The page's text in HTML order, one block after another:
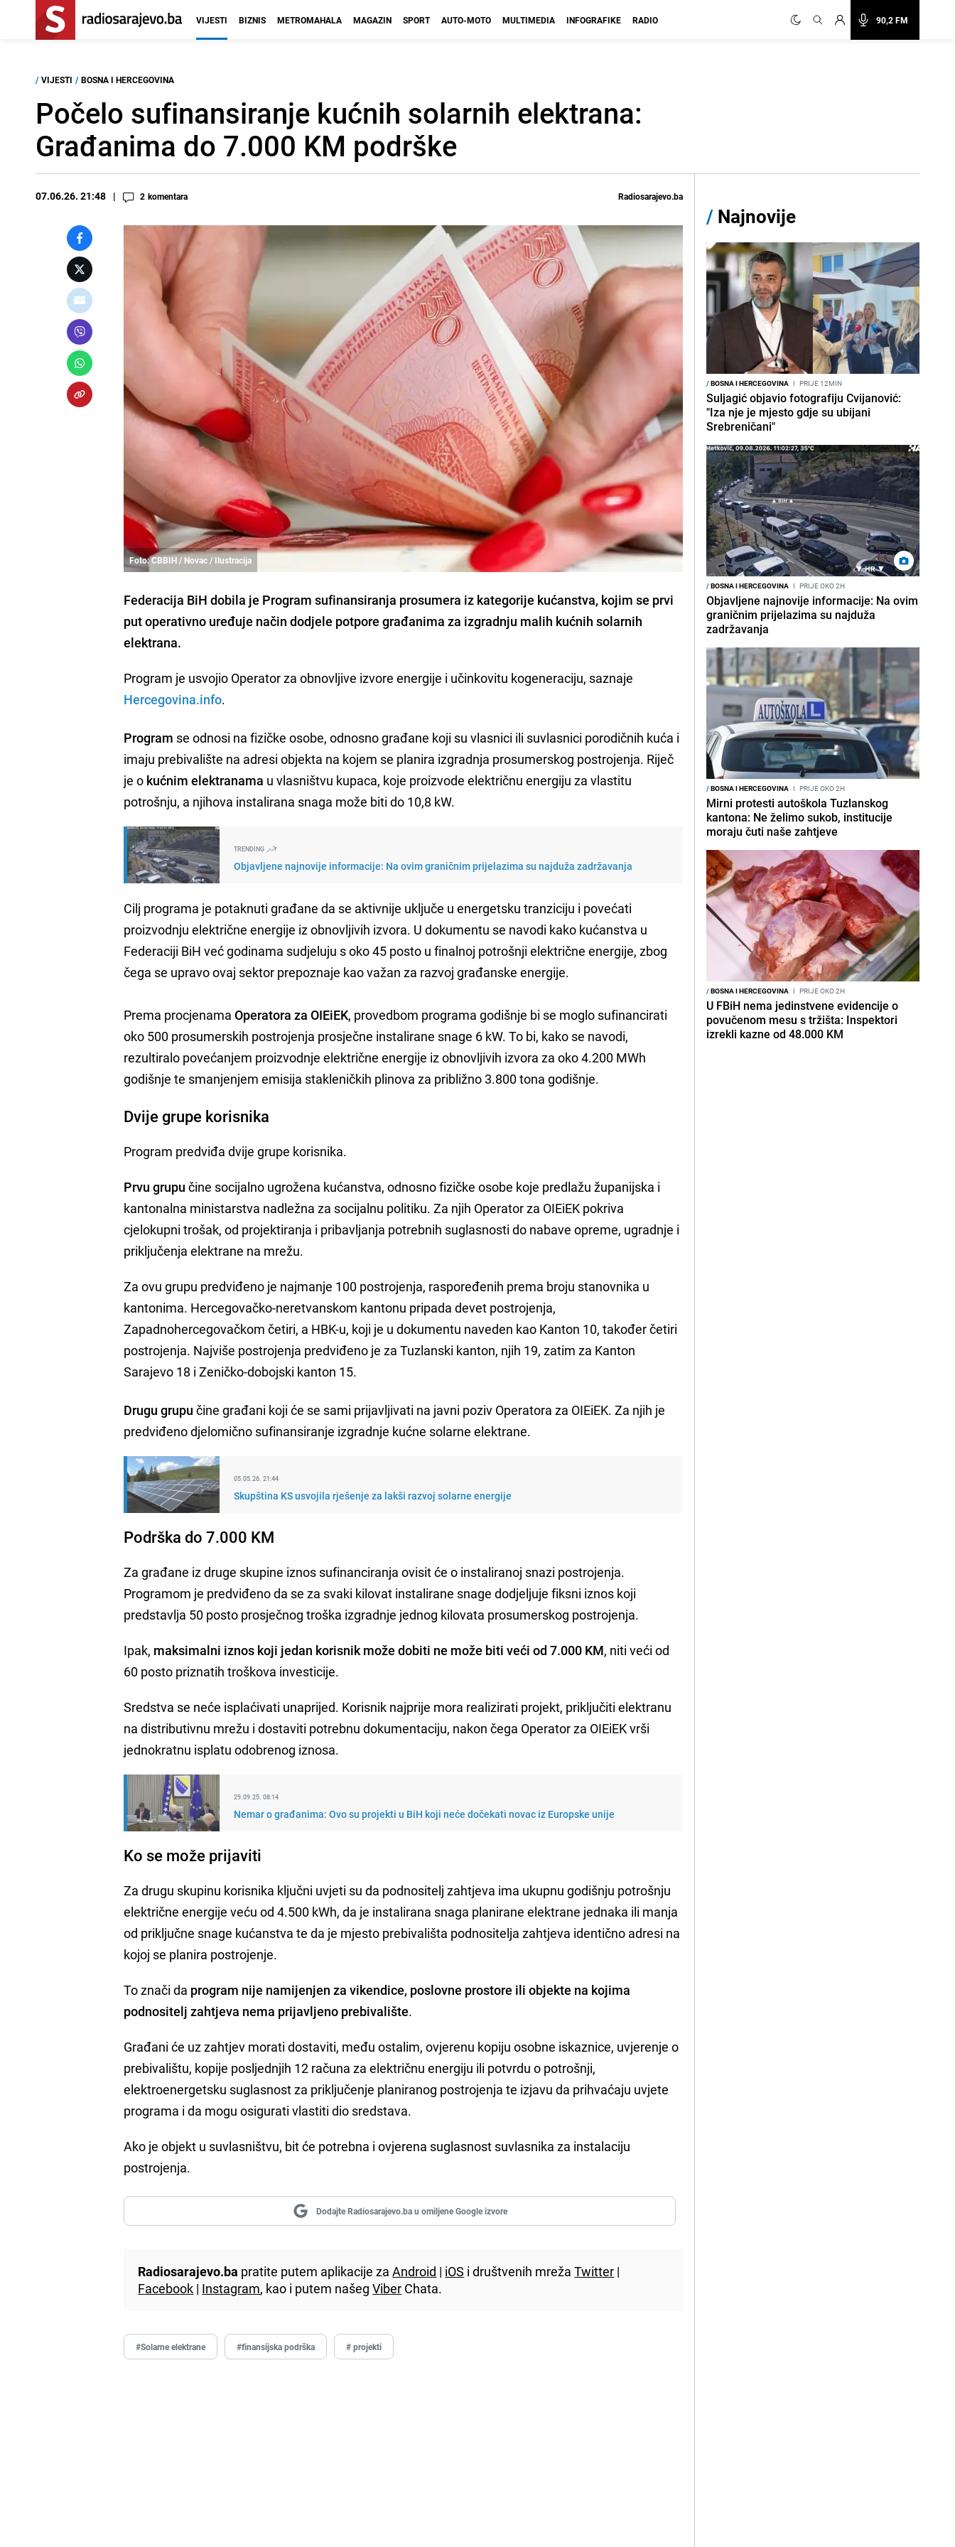
90,2 FM
VIJESTI BIZNIS METROMAHALA MAGAZIN SPORT AUTO-MOTO MULTIMEDIA INFOGRAFIKE RADIO
/ VIJESTI / BOSNA I HERCEGOVINA
Počelo sufinansiranje kućnih solarnih elektrana:
Građanima do 7.000 KM podrške
07.06.26. 21:48 2 komentara Radiosarajevo.ba
Foto: CBBIH / Novac / Ilustracija
Federacija BiH dobila je Program sufinansiranja prosumera iz kategorije kućanstva, kojim se prvi
put operativno uređuje način dodjele potpore građanima za izgradnju malih kućnih solarnih
elektrana.
Program je usvojio Operator za obnovljive izvore energije i učinkovitu kogeneraciju, saznaje
Hercegovina.info.
Program se odnosi na fizičke osobe, odnosno građane koji su vlasnici ili suvlasnici porodičnih kuća i
imaju prebivalište na adresi objekta na kojem se planira izgradnja prosumerskog postrojenja. Riječ
je o kućnim elektranama u vlasništvu kupaca, koje proizvode električnu energiju za vlastitu
potrošnju, a njihova instalirana snaga može biti do 10,8 kW.
TRENDING
Objavljene najnovije informacije: Na ovim graničnim prijelazima su najduža zadržavanja
Cilj programa je potaknuti građane da se aktivnije uključe u energetsku tranziciju i povećati
proizvodnju električne energije iz obnovljivih izvora. U dokumentu se navodi kako kućanstva u
Federaciji BiH već godinama sudjeluju s oko 45 posto u finalnoj potrošnji električne energije, zbog
čega se upravo ovaj sektor prepoznaje kao važan za razvoj građanske energije.
Prema procjenamaOperatora za OIEiEK, provedbom programa godišnje bi se moglo sufinancirati
oko 500 prosumerskih postrojenja prosječne instalirane snage 6 kW. To bi, kako se navodi,
rezultiralo povećanjem proizvodnje električne energije iz obnovljivih izvora za oko 4.200 MWh
godišnje te smanjenjem emisija stakleničkih plinova za približno 3.800 tona godišnje.
Dvije grupe korisnika
Program predviđa dvije grupe korisnika.
Prvu grupu čine socijalno ugrožena kućanstva, odnosno fizičke osobe koje predlažu županijska i
kantonalna ministarstva nadležna za socijalnu politiku. Za njih Operator za OIEiEK pokriva
cjelokupni trošak, od projektiranja i pribavljanja potrebnih suglasnosti do nabave opreme, ugradnje i
priključenja elektrane na mrežu.
Za ovu grupu predviđeno je najmanje 100 postrojenja, raspoređenih prema broju stanovnika u
kantonima. Hercegovačko-neretvanskom kantonu pripada devet postrojenja,
Zapadnohercegovačkom četiri, a HBK-u, koji je u dokumentu naveden kao Kanton 10, također četiri
postrojenja. Najviše postrojenja predviđeno je za Tuzlanski kanton, njih 19, zatim za Kanton
Sarajevo 18 i Zeničko-dobojski kanton 15.
Drugu grupu čine građani koji će se sami prijavljivati na javni poziv Operatora za OIEiEK. Za njih je
predviđeno djelomično sufinansiranje izgradnje kućne solarne elektrane.
05.05.26. 21:44
Skupština KS usvojila rješenje za lakši razvoj solarne energije
Podrška do 7.000 KM
Za građane iz druge skupine iznos sufinanciranja ovisit će o instaliranoj snazi postrojenja.
Programom je predviđeno da se za svaki kilovat instalirane snage dodjeljuje fiksni iznos koji
predstavlja 50 posto prosječnog troška izgradnje jednog kilovata prosumerskog postrojenja.
Ipak, maksimalni iznos koji jedan korisnik može dobiti ne može biti veći od 7.000 KM, niti veći od
60 posto priznatih troškova investicije.
Sredstva se neće isplaćivati unaprijed. Korisnik najprije mora realizirati projekt, priključiti elektranu
na distributivnu mrežu i dostaviti potrebnu dokumentaciju, nakon čega Operator za OIEiEK vrši
jednokratnu isplatu odobrenog iznosa.
29.09.25. 08:14
Nemar o građanima: Ovo su projekti u BiH koji neće dočekati novac iz Europske unije
Ko se može prijaviti
Za drugu skupinu korisnika ključni uvjeti su da podnositelj zahtjeva ima ukupnu godišnju potrošnju
električne energije veću od 4.500 kWh, da je instalirana snaga planirane elektrane jednaka ili manja
od priključne snage kućanstva te da je mjesto prebivališta podnositelja zahtjeva identično adresi na
kojoj se planira postrojenje.
To znači da program nije namijenjen za vikendice, poslovne prostore ili objekte na kojima
podnositelj zahtjeva nema prijavljeno prebivalište.
Građani će uz zahtjev morati dostaviti, među ostalim, ovjerenu kopiju osobne iskaznice, uvjerenje o
prebivalištu, kopije posljednjih 12 računa za električnu energiju ili potvrdu o potrošnji,
elektroenergetsku suglasnost za priključenje planiranog postrojenja te izjavu da prihvaćaju uvjete
programa i da mogu osigurati vlastiti dio sredstava.
Ako je objekt u suvlasništvu, bit će potrebna i ovjerena suglasnost suvlasnika za instalaciju
postrojenja.
Dodajte Radiosarajevo.ba u omiljene Google izvore
Radiosarajevo.ba pratite putem aplikacije zaAndroid | iOS i društvenih mrežaTwitter |
Facebook | Instagram, kao i putem našegViber Chata.
#Solarne elektrane #finansijska podrška # projekti
/ Najnovije
/BOSNA I HERCEGOVINA I PRIJE 12MIN
Suljagić objavio fotografiju Cvijanović:
"Iza nje je mjesto gdje su ubijani
Srebreničani"
/BOSNA I HERCEGOVINA I PRIJE OKO 2H
Objavljene najnovije informacije: Na ovim
graničnim prijelazima su najduža
zadržavanja
/BOSNA I HERCEGOVINA I PRIJE OKO 2H
Mirni protesti autoškola Tuzlanskog
kantona: Ne želimo sukob, institucije
moraju čuti naše zahtjeve
/BOSNA I HERCEGOVINA I PRIJE OKO 2H
U FBiH nema jedinstvene evidencije o
povučenom mesu s tržišta: Inspektori
izrekli kazne od 48.000 KM